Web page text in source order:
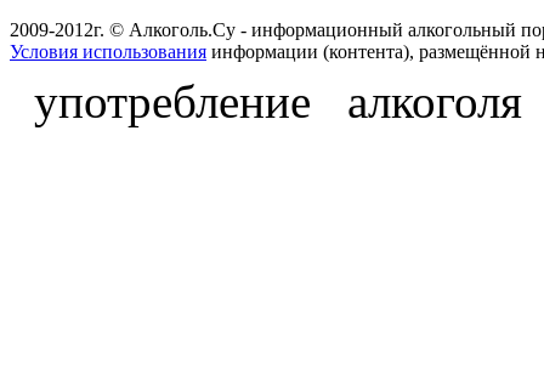
2009-2012г. © Алкоголь.Су - информационный алкогольный
Условия использования информации (контента), размещённой
употребление